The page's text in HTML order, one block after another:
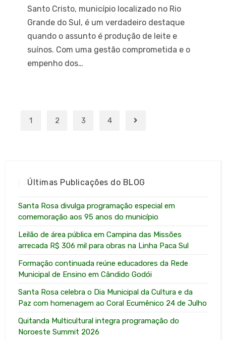
Santo Cristo, município localizado no Rio
Grande do Sul, é um verdadeiro destaque
quando o assunto é produção de leite e
suínos. Com uma gestão comprometida e o
empenho dos…
1 2 3 4
Últimas Publicações do BLOG
Santa Rosa divulga programação especial em
comemoração aos 95 anos do município
Leilão de área pública em Campina das Missões
arrecada R$ 306 mil para obras na Linha Paca Sul
Formação continuada reúne educadores da Rede
Municipal de Ensino em Cândido Godói
Santa Rosa celebra o Dia Municipal da Cultura e da
Paz com homenagem ao Coral Ecumênico 24 de Julho
Quitanda Multicultural integra programação do
Noroeste Summit 2026